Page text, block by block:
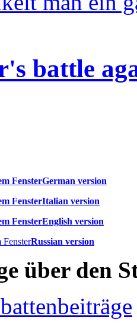
battle
German version
Italian version
English version
Russian version
über den